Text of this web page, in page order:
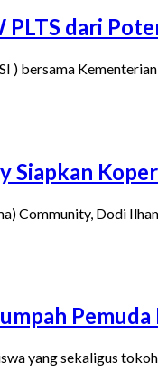
dari
) bersama Kementerian
Siapkan
Community, Dodi
yang sekaligus